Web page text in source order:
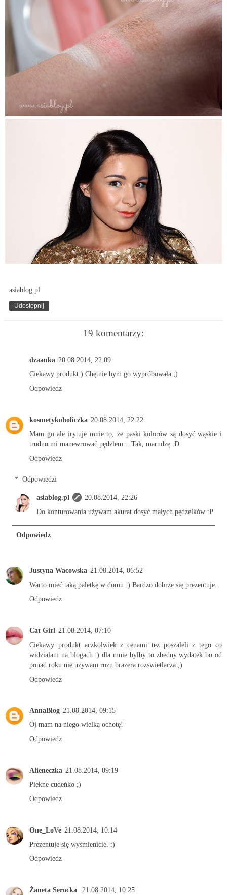
asiablog.pl
Udostępnij
19 komentarzy:
dzaanka 20.08.2014, 22:09
Ciekawy produkt:) Chętnie bym go wypróbowała ;)
Odpowiedz
kosmetykoholiczka 20.08.2014, 22:22
Mam go ale irytuje mnie to, że paski kolorów są dosyć wąskie i
trudno mi manewrować pędzlem... Tak, marudzę :D
Odpowiedz
Odpowiedzi
asiablog.pl
20.08.2014, 22:26
Do konturowania używam akurat dosyć małych pędzelków :P
Odpowiedz
Justyna Wacowska 21.08.2014, 06:52
Warto mieć taką paletkę w domu :) Bardzo dobrze się prezentuje.
Odpowiedz
Cat Girl 21.08.2014, 07:10
Ciekawy produkt aczkolwiek z cenami tez poszaleli z tego co
widzialam na blogach :) dla mnie bylby to zbedny wydatek bo od
ponad roku nie uzywam rozu brazera rozswietlacza ;)
Odpowiedz
AnnaBlog 21.08.2014, 09:15
Oj mam na niego wielką ochotę!
Odpowiedz
Alieneczka 21.08.2014, 09:19
Piękne cudeńko ;)
Odpowiedz
One_LoVe 21.08.2014, 10:14
Prezentuje się wyśmienicie. :)
Odpowiedz
Żaneta Serocka
21.08.2014, 10:25